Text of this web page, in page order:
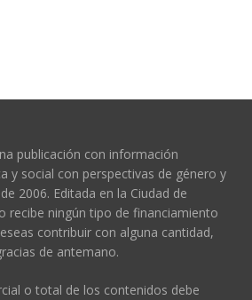
publicación con información
y social con perspectivas de género y
2006. Editada en la Ciudad de
recibe ningún tipo de financiamiento
contribuir con alguna cantidad,
de antemano.
o total de los contenidos debe